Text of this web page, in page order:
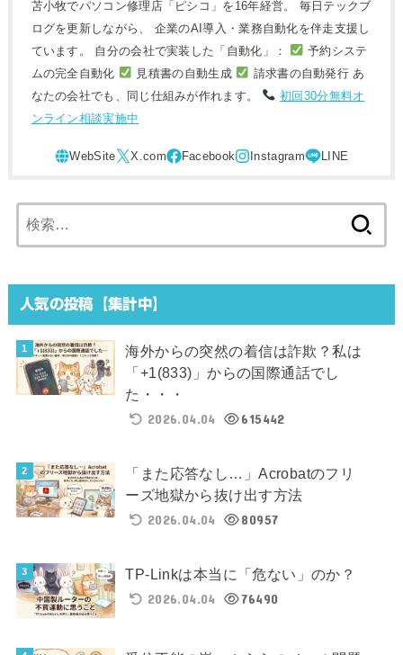
苫小牧でパソコン修理店「ピシコ」を16年経営。 毎日テックブ
ログを更新しながら、 企業のAI導入・業務自動化を伴走支援し
ています。 自分の会社で実装した「自動化」：
予約システ
ムの完全自動化
見積書の自動生成
請求書の自動発行 あ
なたの会社でも、同じ仕組みが作れます。
初回30分無料オ
ンライン相談実施中
索:
人気の投稿【集計中】
海外からの突然の着信は詐欺？私は
「+1(833)」からの国際通話でし
た・・・
2026.04.04
615442
「また応答なし…」Acrobatのフリ
ーズ地獄から抜け出す方法
2026.04.04
80957
TP-Linkは本当に「危ない」のか？
2026.04.04
76490